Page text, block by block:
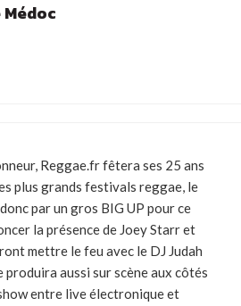
Reggae.fr fêtera ses 25 ans
plus grands festivals reggae, le
par un gros BIG UP pour ce
la présence de Joey Starr et
mettre le feu avec le DJ Judah
produira aussi sur scène aux côtés
entre live électronique et